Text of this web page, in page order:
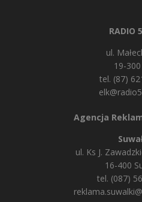
RADIO
ul.
19-300
tel. (87)
Agencja
ul. Ks J.
16-400
tel. (087)